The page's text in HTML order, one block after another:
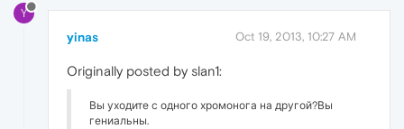
Y
yinas Oct 19, 2013, 10:27 AM
Originally posted by slan1:
Вы уходите с одного хромонога на другой?Вы
гениальны.